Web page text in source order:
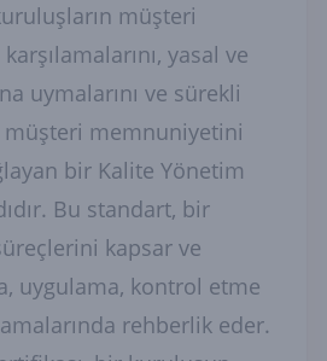
müşteri
yasal ve
uymalarını ve sürekli
memnuniyetini
bir Kalite Yönetim
Bu standart, bir
kapsar ve
uygulama, kontrol etme
rehberlik eder.